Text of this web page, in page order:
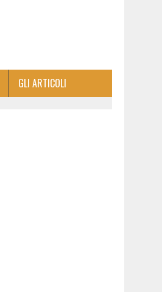
GLI ARTICOLI